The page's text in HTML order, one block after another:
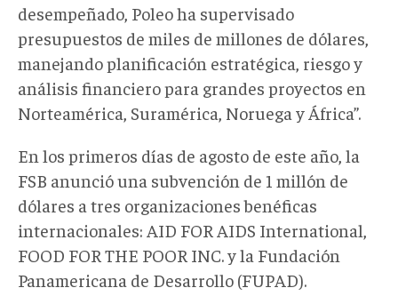
desempeñado, Poleo ha supervisado
presupuestos de miles de millones de dólares,
manejando planificación estratégica, riesgo y
análisis financiero para grandes proyectos en
Norteamérica, Suramérica, Noruega y África”.
En los primeros días de agosto de este año, la
FSB anunció una subvención de 1 millón de
dólares a tres organizaciones benéficas
internacionales: AID FOR AIDS International,
FOOD FOR THE POOR INC. y la Fundación
Panamericana de Desarrollo (FUPAD).